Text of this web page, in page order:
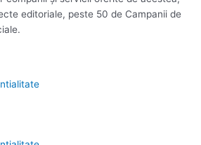
editoriale, peste 50 de Campanii de